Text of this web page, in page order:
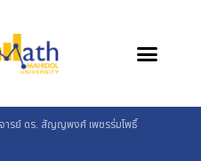
ารย์ ดร. สัญญพงศ์ เพชรร่มโพธิ์